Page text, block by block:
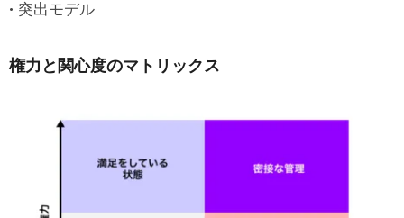
突出モデル
権力と関心度のマトリックス